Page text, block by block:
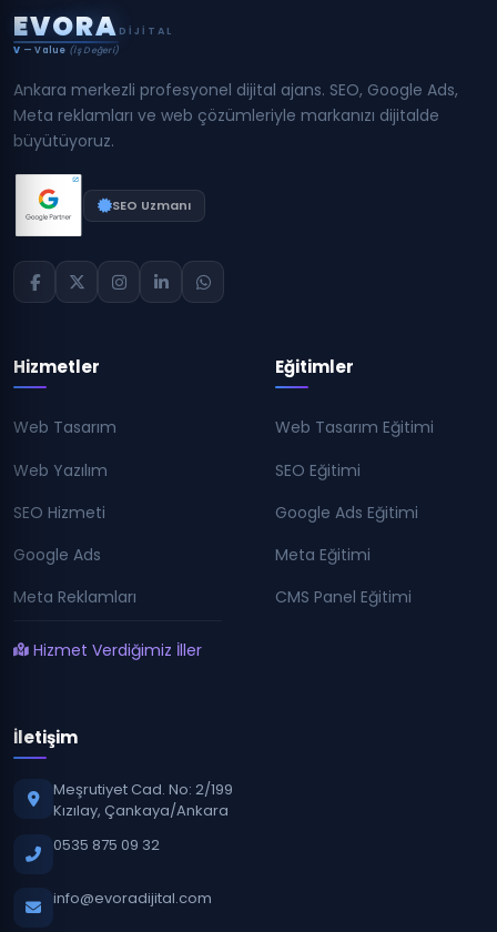
EVORA DIJITAL
V — Value (İş Değeri)
Ankara merkezli profesyonel dijital ajans. SEO, Google Ads,
Meta reklamları ve web çözümleriyle markanızı dijitalde
büyütüyoruz.
SEO Uzmanı
Hizmetler
Web Tasarım
Web Yazılım
SEO Hizmeti
Google Ads
Meta Reklamları
Hizmet Verdiğimiz İller
Eğitimler
Web Tasarım Eğitimi
SEO Eğitimi
Google Ads Eğitimi
Meta Eğitimi
CMS Panel Eğitimi
İletişim
Meşrutiyet Cad. No: 2/199
Kızılay, Çankaya/Ankara
0535 875 09 32
info@evoradijital.com